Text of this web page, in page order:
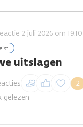
2 juli 2026 om 19.10
uitslagen
2
Inloggen om een
reactie te plaatsen
gelezen